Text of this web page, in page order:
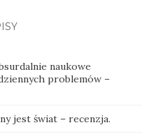
naukowe
problemów –
jest świat – recenzja.